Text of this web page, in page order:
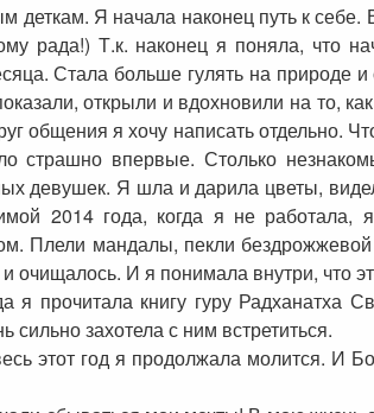
деткам. Я начала наконец путь к
рада!) Т.к. наконец я поняла, что
Стала больше гулять на
открыли и вдохновили на
общения я хочу написать отдельно.
страшно впервые. Столько
девушек. Я шла и дарила цветы,
2014 года, когда я не работала,
Плели мандалы, пекли
очищалось. И я понимала внутри, что
я прочитала книгу гуру Радханатха
сильно захотела с ним встретиться.
этот год я продолжала молится. И